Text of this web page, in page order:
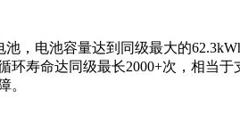
，电池容量达到同级最大的
环寿命达同级最长2000+次，相当
。